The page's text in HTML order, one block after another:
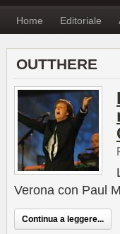
Home Editoriale
OUTTHERE
Verona con Paul
Continua a leggere...